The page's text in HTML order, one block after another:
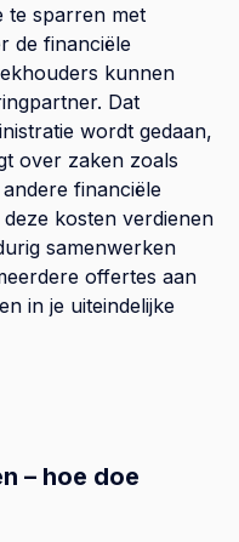
te sparren met
de financiële
kunnen
Dat
wordt gedaan,
over zaken zoals
financiële
kosten verdienen
samenwerken
offertes aan
in je uiteindelijke
– hoe doe